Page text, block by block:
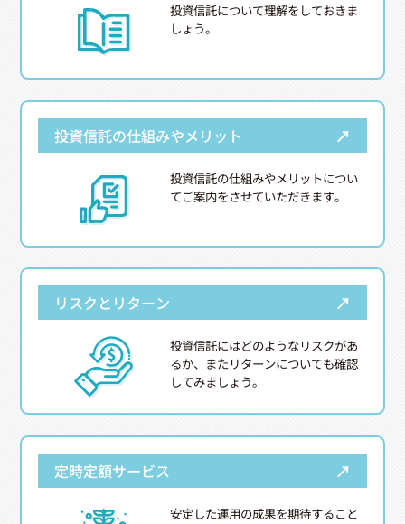
投資信託について理解をしておきま
しょう。
投資信託の仕組みやメリット →
投資信託の仕組みやメリットについ
てご案内をさせていただきます。
リスクとリターン →
投資信託にはどのようなリスクがあ
るか、またリターンについても確認
してみましょう。
定時定額サービス →
安定した運用の成果を期待すること